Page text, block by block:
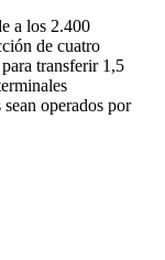
a los 2.400
de cuatro
transferir 1,5
operados por